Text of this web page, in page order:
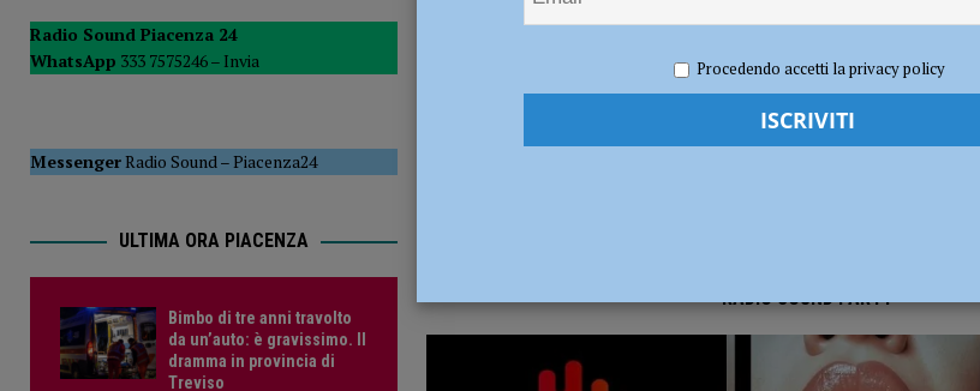
CRONACA PIACENZA
[ 6 Agosto 2026 ] Crisi idrica, Murelli (Lega): “Le regole sul deflusso ecologico non possono mettere in ginocchio gli agricoltori”
RADIO SOUND PARTY
Radio Sound Piacenza 24
WhatsApp 333 7575246 – Invia
MessengerRadio Sound–Piacenza24
ULTIMA ORA PIACENZA
Bimbo di tre anni travolto
da un’auto: è gravissimo. Il
dramma in provincia di
Treviso
Procedendo accetti la privacy policy